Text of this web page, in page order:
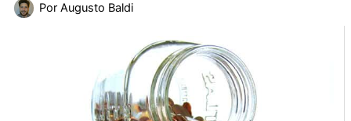
Por Augusto Baldi